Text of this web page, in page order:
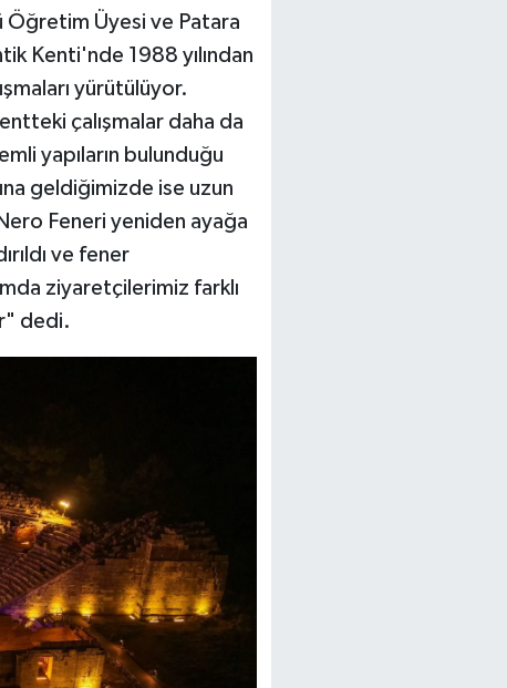
Üyesi ve Patara
Kenti'nde 1988 yılından
yürütülüyor.
çalışmalar daha da
yapıların bulunduğu
geldiğimizde ise uzun
Feneri yeniden ayağa
ve fener
ziyaretçilerimiz farklı
dedi.